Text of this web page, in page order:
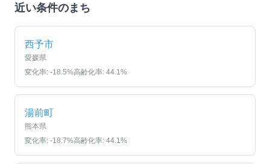
近い条件のまち
西予市
愛媛県
変化率: -18.5%高齢化率: 44.1%
湯前町
熊本県
変化率: -18.7%高齢化率: 44.1%